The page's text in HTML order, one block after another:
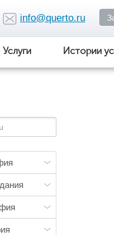
info@querto.ru
Услуги Истории